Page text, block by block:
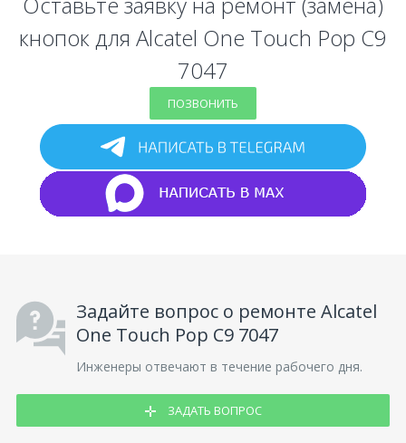
кнопок для Alcatel One Touch Pop C9
7047
ПОЗВОНИТЬ
Задайте вопрос о ремонте Alcatel
One Touch Pop C9 7047
Инженеры отвечают в течение рабочего дня.
ЗАДАТЬ ВОПРОС